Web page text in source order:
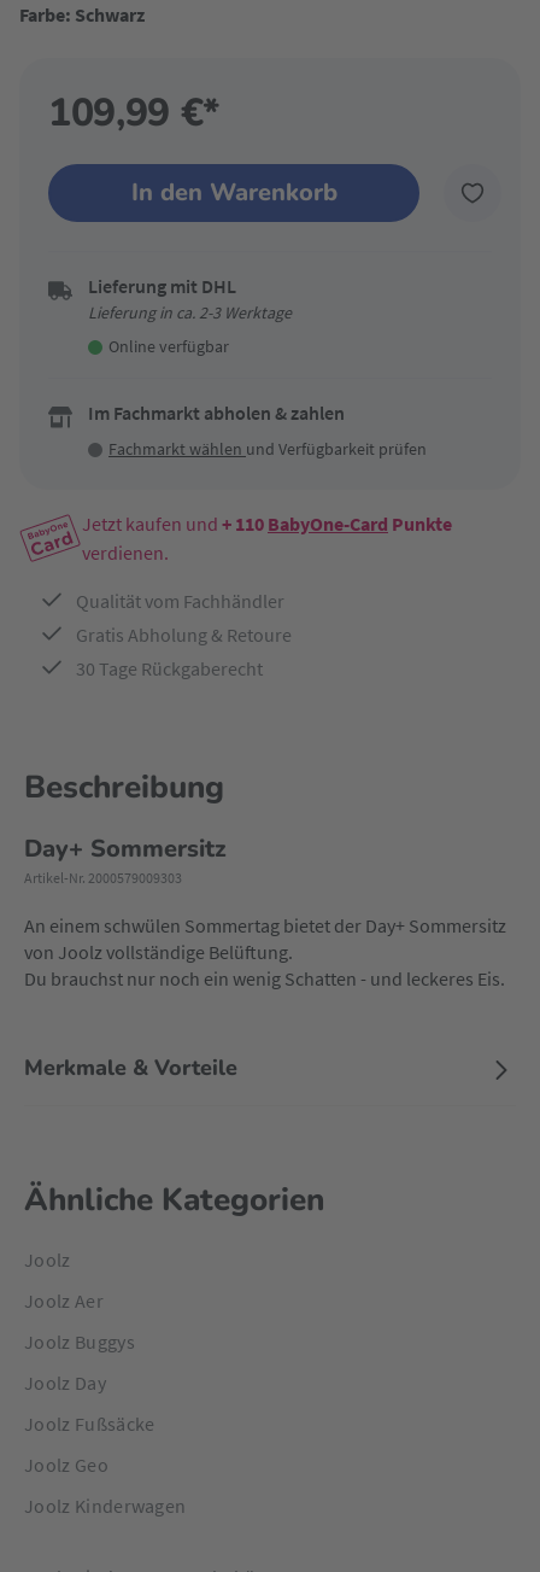
Farbe: Schwarz
109,99 €*
In den Warenkorb
Lieferung mit DHL
Lieferung in ca. 2-3 Werktage
Online verfügbar
Im Fachmarkt abholen & zahlen
Fachmarkt wählen und Verfügbarkeit prüfen
Jetzt kaufen und + 110 BabyOne-Card Punkte
verdienen.
Qualität vom Fachhändler
Gratis Abholung & Retoure
30 Tage Rückgaberecht
Beschreibung
Day+ Sommersitz
Artikel-Nr. 2000579009303
An einem schwülen Sommertag bietet der Day+ Sommersitz
von Joolz vollständige Belüftung.
Du brauchst nur noch ein wenig Schatten - und leckeres Eis.
Merkmale & Vorteile
Ähnliche Kategorien
Joolz
Joolz Aer
Joolz Buggys
Joolz Day
Joolz Fußsäcke
Joolz Geo
Joolz Kinderwagen